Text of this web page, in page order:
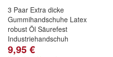
3 Paar Extra dicke
Gummihandschuhe Latex
robust Öl Säurefest
Industriehandschuh
9,95 €